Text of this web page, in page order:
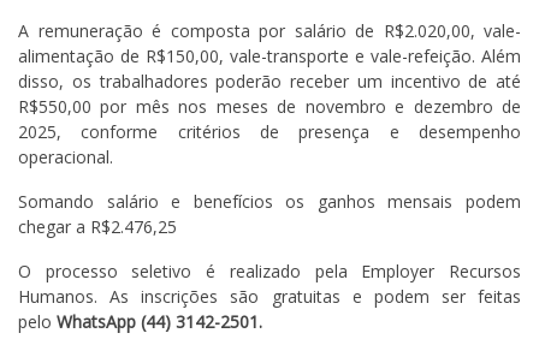
A remuneração é composta por salário de R$2.020,00, vale-
alimentação de R$150,00, vale-transporte e vale-refeição. Além
disso, os trabalhadores poderão receber um incentivo de até
R$550,00 por mês nos meses de novembro e dezembro de
2025, conforme critérios de presença e desempenho
operacional.
Somando salário e benefícios os ganhos mensais podem
chegar a R$2.476,25
O processo seletivo é realizado pela Employer Recursos
Humanos. As inscrições são gratuitas e podem ser feitas
pelo WhatsApp (44) 3142-2501.